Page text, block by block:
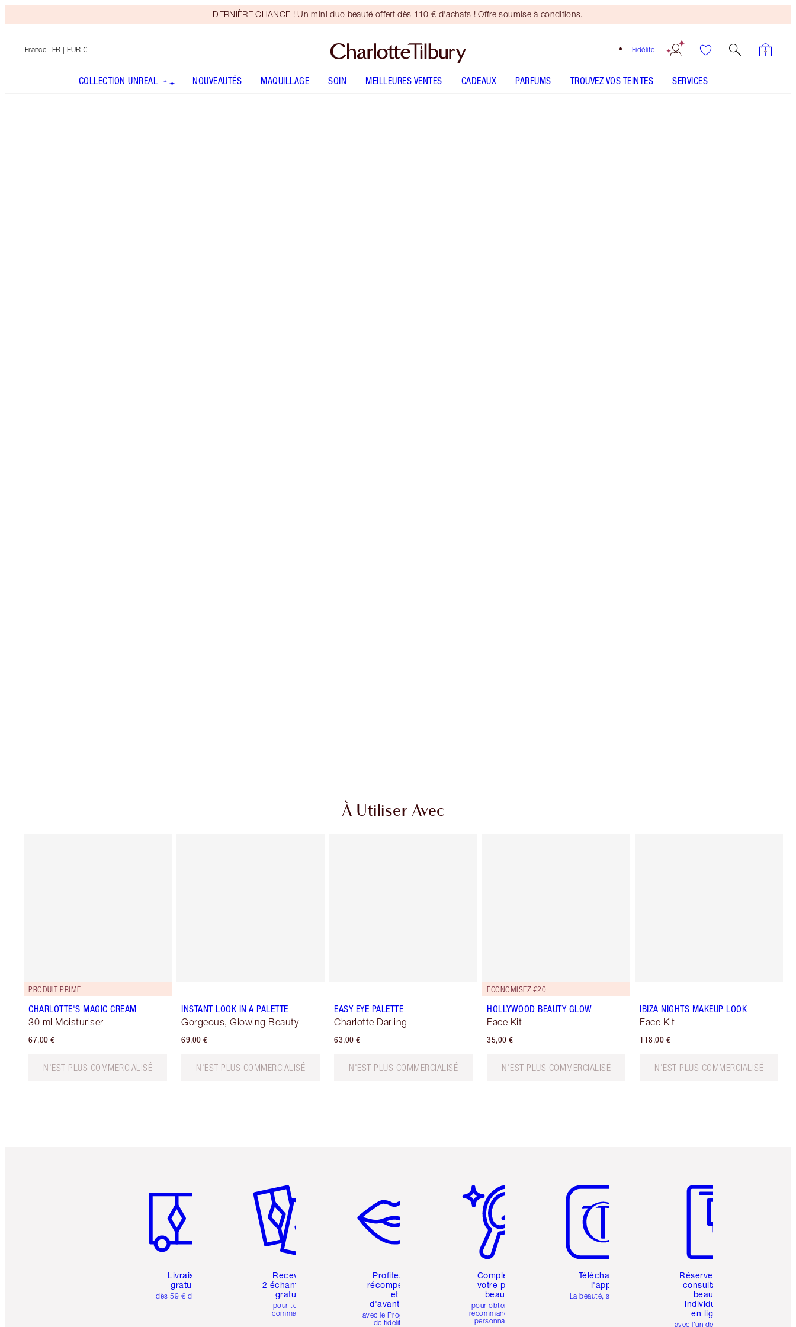
DERNIÈRE CHANCE ! Un mini duo beauté offert dès 110 € d'achats ! Offre soumise à conditions.
Fidélité
France | FR | EUR €
COLLECTION UNREAL NOUVEAUTÉS MAQUILLAGE SOIN MEILLEURES VENTES CADEAUX PARFUMS TROUVEZ VOS TEINTES SERVICES
À Utiliser Avec
PRODUIT PRIMÉ
CHARLOTTE'S MAGIC CREAM
30 ml Moisturiser
67,00 €
N'EST PLUS COMMERCIALISÉ
INSTANT LOOK IN A PALETTE
Gorgeous, Glowing Beauty
69,00 €
N'EST PLUS COMMERCIALISÉ
EASY EYE PALETTE
Charlotte Darling
63,00 €
N'EST PLUS COMMERCIALISÉ
ÉCONOMISEZ €20
HOLLYWOOD BEAUTY GLOW
Face Kit
35,00 €
N'EST PLUS COMMERCIALISÉ
IBIZA NIGHTS MAKEUP LOOK
Face Kit
118,00 €
N'EST PLUS COMMERCIALISÉ
Livraison
gratuite
dès 59 € d'achats
Recevez
2 échantillons
gratuits
pour toute
commande
Profitez de
récompenses
et
d'avantages
avec le Programme
de fidélité de
Complétez
votre profil
beauté
pour obtenir des
recommandations
personnalisées
Téléchargez
l'appli
La beauté, simplifiée
Réservez une
consultation
beauté
individuelle
en ligne
avec l'un des make-